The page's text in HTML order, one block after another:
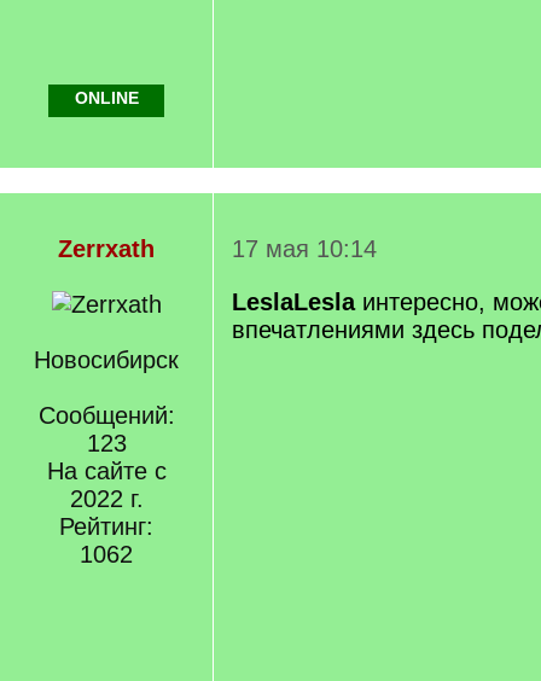
ONLINE
Zerrxath
Новосибирск
Сообщений:
123
На сайте с
2022 г.
Рейтинг:
1062
17 мая 10:14
LeslaLeslaинтересно,
впечатлениями здесь